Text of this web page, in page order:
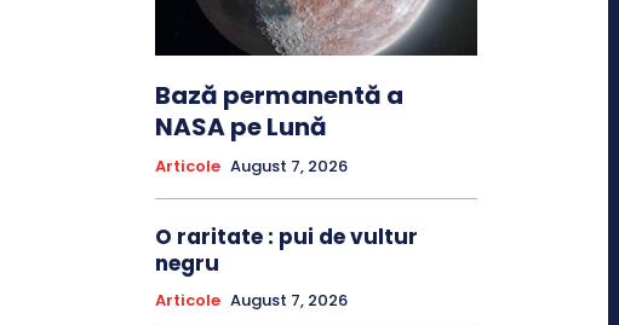
Bază permanentă a
NASA pe Lună
Articole August 7, 2026
O raritate : pui de vultur
negru
Articole August 7, 2026